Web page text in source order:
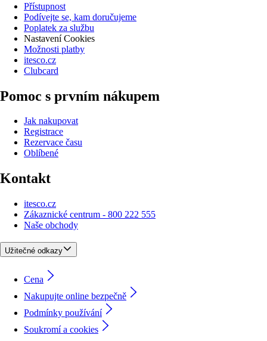
Přístupnost
Podívejte se, kam doručujeme
Poplatek za službu
Nastavení Cookies
Možnosti platby
itesco.cz
Clubcard
Pomoc s prvním nákupem
Jak nakupovat
Registrace
Rezervace času
Oblíbené
Kontakt
itesco.cz
Zákaznické centrum - 800 222 555
Naše obchody
Užitečné odkazy
Cena
Nakupujte online bezpečně
Podmínky používání
Soukromí a cookies